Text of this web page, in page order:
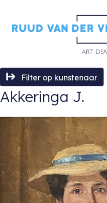
Filter op kunstenaar
Akkeringa J.